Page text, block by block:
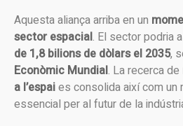
Aquesta aliança arriba en un
sector espacial. El sector podria
de 1,8 bilions de dòlars el 2035,
Econòmic Mundial. La recerca de
a l’espaies consolida així com un
essencial per al futur de la